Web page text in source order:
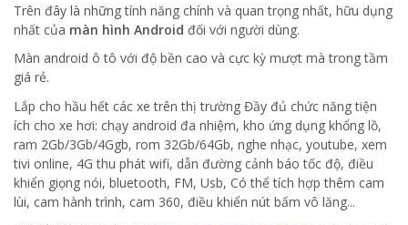
Trên đây là những tính năng chính và quan trọng nhất, hữu dụng
nhất của màn hình Android đối với người dùng.
Màn android ô tô với độ bền cao và cực kỳ mượt mà trong tầm
giá rẻ.
Lắp cho hầu hết các xe trên thị trường Đầy đủ chức năng tiện
ích cho xe hơi: chạy android đa nhiệm, kho ứng dụng khổng lồ,
ram 2Gb/3Gb/4Ggb, rom 32Gb/64Gb, nghe nhạc, youtube, xem
tivi online, 4G thu phát wifi, dẫn đường cảnh báo tốc độ, điều
khiển giọng nói, bluetooth, FM, Usb, Có thể tích hợp thêm cam
lùi, cam hành trình, cam 360, điều khiển nút bấm vô lăng...